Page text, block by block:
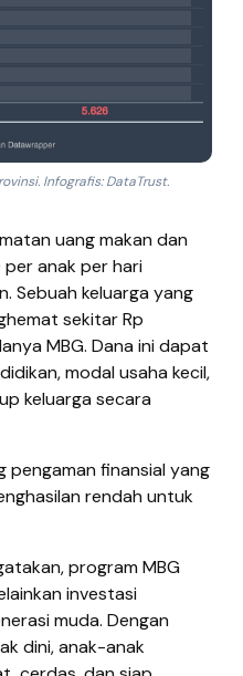
Infografis: DataTrust.
uang makan dan
anak per hari
Sebuah keluarga yang
sekitar Rp
MBG. Dana ini dapat
modal usaha kecil,
keluarga secara
pengaman finansial yang
rendah untuk
program MBG
investasi
muda. Dengan
dini, anak-anak